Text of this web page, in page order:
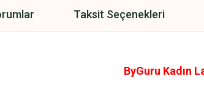
Taksit Seçenekleri
ByGuru Kadın